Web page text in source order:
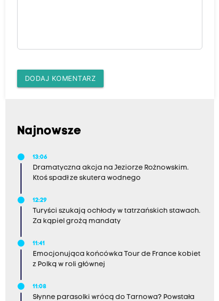
DODAJ KOMENTARZ
Najnowsze
13:06
Dramatyczna akcja na Jeziorze Rożnowskim.
Ktoś spadł ze skutera wodnego
12:29
Turyści szukają ochłody w tatrzańskich stawach.
Za kąpiel grożą mandaty
11:41
Emocjonująca końcówka Tour de France kobiet
z Polką w roli głównej
11:08
Słynne parasolki wrócą do Tarnowa? Powstała